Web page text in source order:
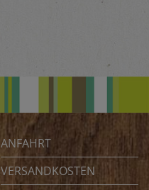
ANFAHRT
VERSANDKOSTEN